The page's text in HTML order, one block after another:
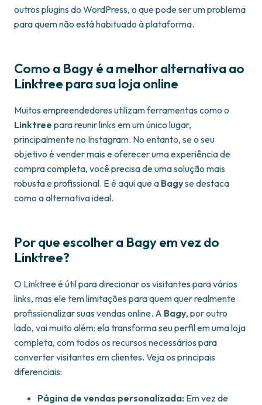
outros plugins do WordPress, o que pode ser um problema
para quem não está habituado à plataforma.
Como a Bagy é a melhor alternativa ao
Linktree para sua loja online
Muitos empreendedores utilizam ferramentas como o
Linktree para reunir links em um único lugar,
principalmente no Instagram. No entanto, se o seu
objetivo é vender mais e oferecer uma experiência de
compra completa, você precisa de uma solução mais
robusta e profissional. E é aqui que a Bagyse destaca
como a alternativa ideal.
Por que escolher a Bagy em vez do
Linktree?
O Linktree é útil para direcionar os visitantes para vários
links, mas ele tem limitações para quem quer realmente
profissionalizar suas vendas online. A Bagy, por outro
lado, vai muito além: ela transforma seu perfil em uma loja
completa, com todos os recursos necessários para
converter visitantes em clientes. Veja os principais
diferenciais:
Página de vendas personalizada: Em vez de